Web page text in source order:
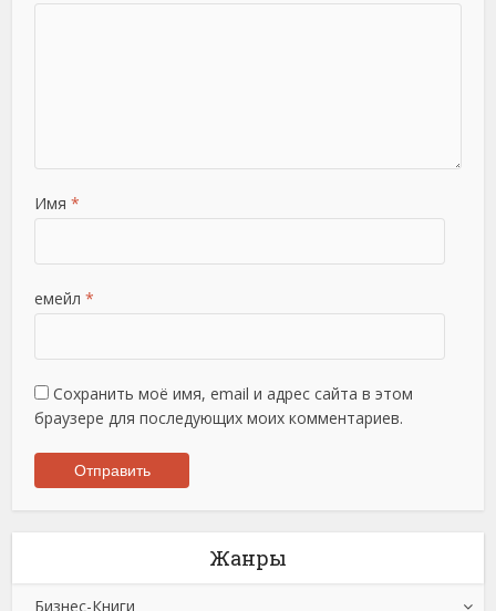
Имя *
емейл *
Сохранить моё имя, email и адрес сайта в этом
браузере для последующих моих комментариев.
Жанры
Бизнес-Книги